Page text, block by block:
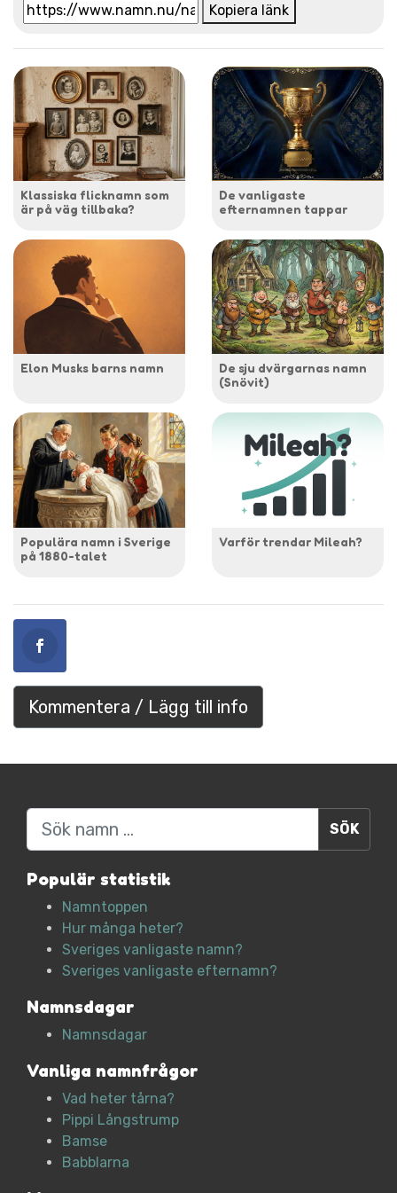
Kopiera länk
Klassiska flicknamn som
är på väg tillbaka?
De vanligaste
efternamnen tappar
Elon Musks barns namn
De sju dvärgarnas namn
(Snövit)
Populära namn i Sverige
på 1880-talet
Varför trendar Mileah?
Kommentera / Lägg till info
Sök
Populär statistik
Namntoppen
Hur många heter?
Sveriges vanligaste namn?
Sveriges vanligaste efternamn?
Namnsdagar
Namnsdagar
Vanliga namnfrågor
Vad heter tårna?
Pippi Långstrump
Bamse
Babblarna